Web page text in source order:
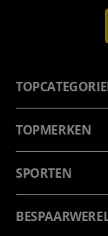
TOPMERKEN
SPORTEN